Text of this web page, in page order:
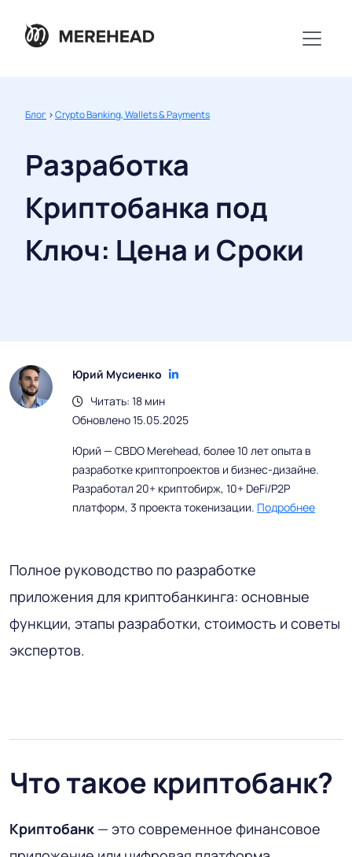
Блог >Crypto Banking, Wallets & Payments
Разработка
Криптобанка под
Ключ: Цена и Сроки
Юрий Мусиенко
Читать: 18 мин
Обновлено 15.05.2025
Юрий — CBDO Merehead, более 10 лет опыта в
разработке криптопроектов и бизнес-дизайне.
Разработал 20+ криптобирж, 10+ DeFi/P2P
платформ, 3 проекта токенизации. Подробнее
Полное руководство по разработке
приложения для криптобанкинга: основные
функции, этапы разработки, стоимость и советы
экспертов.
Что такое криптобанк?
Криптобанк — это современное финансовое